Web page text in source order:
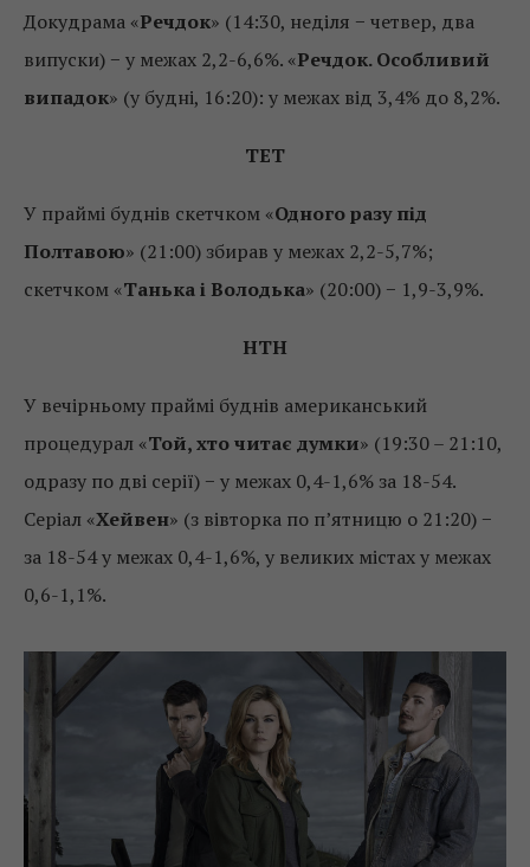
Докудрама «Речдок» (14:30, неділя − четвер, два
випуски) − у межах 2,2-6,6%. «Речдок. Особливий
випадок» (у будні, 16:20): у межах від 3,4% до 8,2%.
ТЕТ
У праймі буднів скетчком «Одного разу під
Полтавою» (21:00) збирав у межах 2,2-5,7%;
скетчком «Танька і Володька» (20:00) − 1,9-3,9%.
НТН
У вечірньому праймі буднів американський
процедурал «Той, хто читає думки» (19:30 – 21:10,
одразу по дві серії) − у межах 0,4-1,6% за 18-54.
Серіал «Хейвен» (з вівторка по п’ятницю о 21:20) −
за 18-54 у межах 0,4-1,6%, у великих містах у межах
0,6-1,1%.